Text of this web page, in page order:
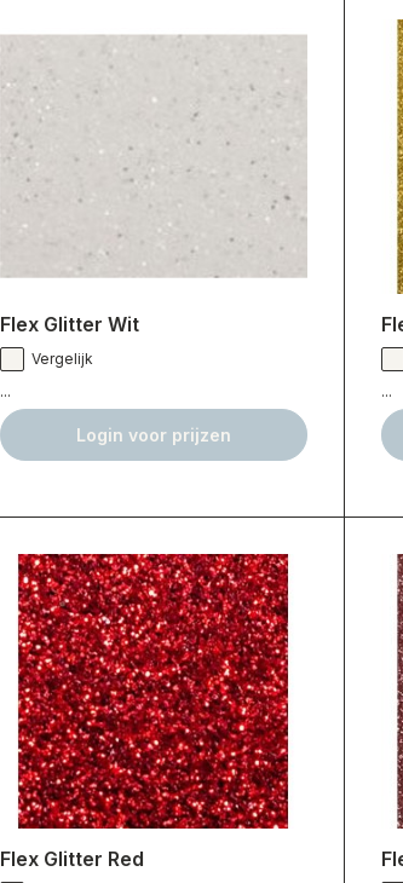
Flex Glitter Wit
Vergelijk
...
Login voor prijzen
...
Flex Glitter Red